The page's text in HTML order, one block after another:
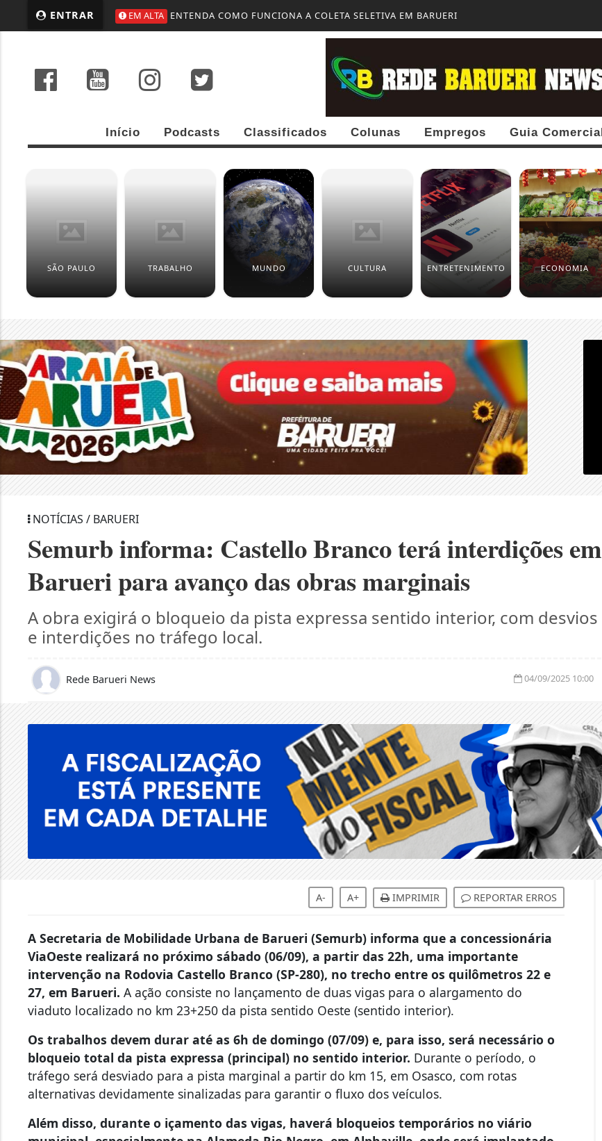
ENTRAR EM ALTA ENTENDA COMO FUNCIONA A COLETA SELETIVA EM BARUERI
Início Podcasts Classificados Colunas Empregos Guia Comercial
SÃO PAULO TRABALHO MUNDO CULTURA ENTRETENIMENTO ECONOMIA
NOTÍCIAS / BARUERI
Semurb informa: Castello Branco terá interdições em
Barueri para avanço das obras marginais
A obra exigirá o bloqueio da pista expressa sentido interior, com desvios
e interdições no tráfego local.
Rede Barueri News 04/09/2025 10:00
A- A+ IMPRIMIR REPORTAR ERROS
A Secretaria de Mobilidade Urbana de Barueri (Semurb) informa que a concessionária
ViaOeste realizará no próximo sábado (06/09), a partir das 22h, uma importante
intervenção na Rodovia Castello Branco (SP-280), no trecho entre os quilômetros 22 e
27, em Barueri.A ação consiste no lançamento de duas vigas para o alargamento do
viaduto localizado no km 23+250 da pista sentido Oeste (sentido interior).
Os trabalhos devem durar até as 6h de domingo (07/09) e, para isso, será necessário o
bloqueio total da pista expressa (principal) no sentido interior. Durante o período, o
tráfego será desviado para a pista marginal a partir do km 15, em Osasco, com rotas
alternativas devidamente sinalizadas para garantir o fluxo dos veículos.
Além disso, durante o içamento das vigas, haverá bloqueios temporários no viário